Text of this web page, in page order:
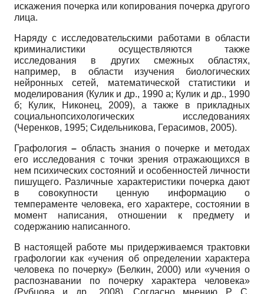
искажения почерка или копирования почерка другого
лица.
Наряду с исследовательскими работами в области
криминалистики осуществляются также
исследования в других смежных областях,
например, в области изучения биологических
нейронных сетей, математической статистики и
моделирования (Кулик и др., 1990 а; Кулик и др., 1990
б; Кулик, Никонец, 2009), а также в прикладных
социальнопсихологических исследованиях
(Черенков, 1995; Сидельникова, Герасимов, 2005).
Графология– область знания о почерке и методах
его исследования с точки зрения отражающихся в
нем психических состояний и особенностей личности
пишущего. Различные характеристики почерка дают
в совокупности ценную информацию о
темпераменте человека, его характере, состоянии в
момент написания, отношении к предмету и
содержанию написанного.
В настоящей работе мы придерживаемся трактовки
графологии как «учения об определении характера
человека по почерку» (Белкин, 2000) или «учения о
распознавании по почерку характера человека»
(Рубцова и др., 2008). Согласно мнению Р. С.